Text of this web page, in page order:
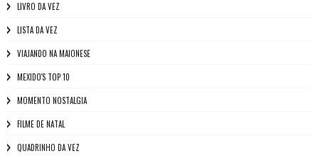
LIVRO DA VEZ
LISTA DA VEZ
VIAJANDO NA MAIONESE
MEXIDO'S TOP 10
MOMENTO NOSTALGIA
FILME DE NATAL
QUADRINHO DA VEZ